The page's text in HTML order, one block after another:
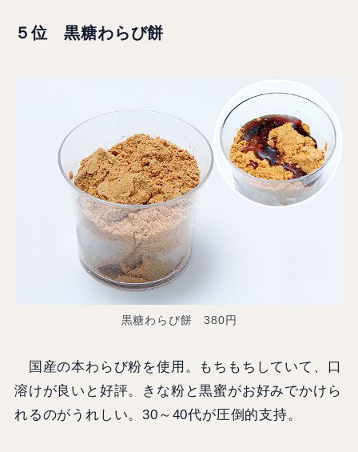
５位 黒糖わらび餅
黒糖わらび餅 380円
国産の本わらび粉を使用。もちもちしていて、口
溶けが良いと好評。きな粉と黒蜜がお好みでかけら
れるのがうれしい。30～40代が圧倒的支持。